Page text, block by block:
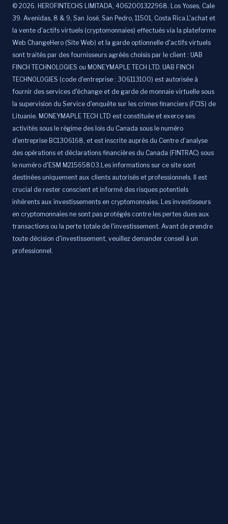
© 2026. HEROFINTECHS LIMITADA, 4062001322968. Los Yoses, Cale
39. Avenidas, 8 & 9, San José, San Pedro, 11501, Costa Rica.L'achat et
la vente d'actifs virtuels (cryptomonnaies) effectués via la plateforme
Web ChangeHero (Site Web) et la garde optionnelle d'actifs virtuels
sont traités par des fournisseurs agréés choisis par le client : UAB
FINCH TECHNOLOGIES ou MONEYMAPLE TECH LTD. UAB FINCH
TECHNOLOGIES (code d'entreprise : 306113100) est autorisée à
fournir des services d'échange et de garde de monnaie virtuelle sous
la supervision du Service d'enquête sur les crimes financiers (FCIS) de
Lituanie. MONEYMAPLE TECH LTD est constituée et exerce ses
activités sous le régime des lois du Canada sous le numéro
d'entreprise BC1306168, et est inscrite auprès du Centre d'analyse
des opérations et déclarations financières du Canada (FINTRAC) sous
le numéro d'ESM M21565803.Les informations sur ce site sont
destinées uniquement aux clients autorisés et professionnels. Il est
crucial de rester conscient et informé des risques potentiels
inhérents aux investissements en cryptomonnaies. Les investisseurs
en cryptomonnaies ne sont pas protégés contre les pertes dues aux
transactions ou la perte totale de l'investissement. Avant de prendre
toute décision d'investissement, veuillez demander conseil à un
professionnel.